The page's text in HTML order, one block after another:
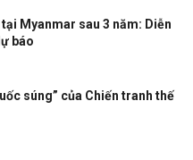
Myanmar sau 3 năm: Diễn
báo
súng” của Chiến tranh thế